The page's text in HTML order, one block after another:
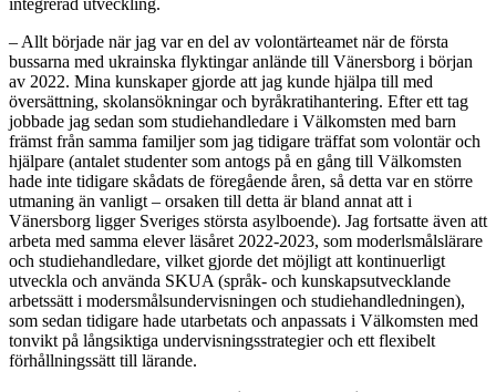
integrerad utveckling.
– Allt började när jag var en del av volontärteamet när de första
bussarna med ukrainska flyktingar anlände till Vänersborg i början
av 2022. Mina kunskaper gjorde att jag kunde hjälpa till med
översättning, skolansökningar och byråkratihantering. Efter ett tag
jobbade jag sedan som studiehandledare i Välkomsten med barn
främst från samma familjer som jag tidigare träffat som volontär och
hjälpare (antalet studenter som antogs på en gång till Välkomsten
hade inte tidigare skådats de föregående åren, så detta var en större
utmaning än vanligt – orsaken till detta är bland annat att i
Vänersborg ligger Sveriges största asylboende). Jag fortsatte även att
arbeta med samma elever läsåret 2022-2023, som moderlsmålslärare
och studiehandledare, vilket gjorde det möjligt att kontinuerligt
utveckla och använda SKUA (språk- och kunskapsutvecklande
arbetssätt i modersmålsundervisningen och studiehandledningen),
som sedan tidigare hade utarbetats och anpassats i Välkomsten med
tonvikt på långsiktiga undervisningsstrategier och ett flexibelt
förhållningssätt till lärande.